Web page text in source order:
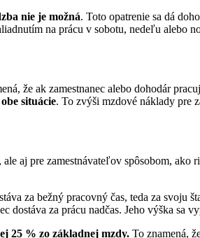
nie je možná. Toto opatrenie sa dá
na prácu v sobotu, nedeľu alebo
že ak zamestnanec alebo dohodár
situácie. To zvýši mzdové náklady pre
aj pre zamestnávateľov spôsobom, ako
za bežný pracovný čas, teda za svoju
dostáva za prácu nadčas. Jeho výška sa
25 % zo základnej mzdy. To znamená,